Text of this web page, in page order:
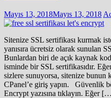
Mayıs 13, 2018Mayıs 13, 2018
Sitenize SSL sertifikası kurmak
yanısıra ücretsiz olarak sunulan
Bunlardan biri de açık kaynak
isminde bir SSL sertifikasıdır.
sizlere sunuyorsa, sitenize
CPanel’e giriş yapın. Güvenlik
Encrypt yazısına tıklayın. Eğer